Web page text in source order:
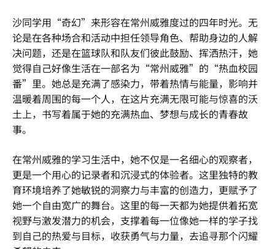
沙同学用“奇幻”来形容在常州威雅度过的四年时光。无
论是在各种场合和活动中担任领导角色、帮助身边的人解
决问题，还是在篮球队和队友们彼此鼓励、挥洒热汗，她
觉得自己好像生活在一部名为“常州威雅”的“热血校园
番”里。她总是充满了感染力，带着热情与能量，影响并
温暖着周围的每一个人，在这片充满无限可能与惊喜的沃
土上，书写着属于她的充满热血、梦想与成长的青春故
事。
在常州威雅的学习生活中，她不仅是一名细心的观察者，
更是一个用心的记录者和沉浸式的体验者。这里独特的教
育环境培养了她敏锐的洞察力与丰富的创造力，更赋予了
她一个自由宽广的舞台。这里的每一天都为她提供着拓宽
视野与激发潜力的机会，支撑着每一位像她一样的学子找
到自己的热爱与目标，收获勇气与力量，去追寻那个闪耀